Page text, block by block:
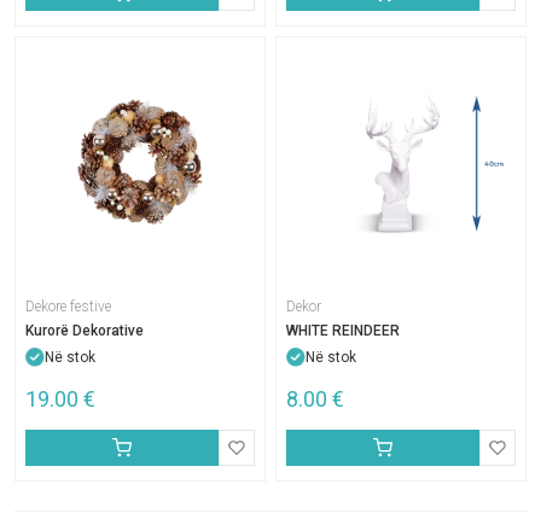
Dekore festive
Kurorë Dekorative
Në stok
19.00 €
Dekor
WHITE REINDEER
Në stok
8.00 €